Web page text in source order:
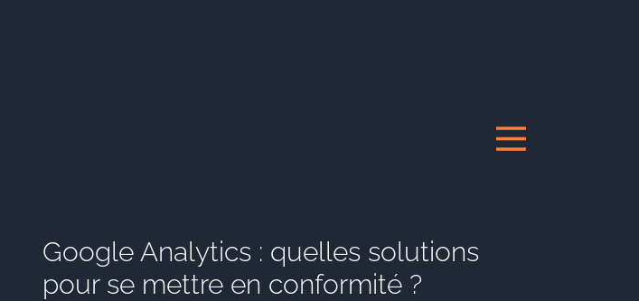
Google Analytics : quelles solutions
pour se mettre en conformité ?